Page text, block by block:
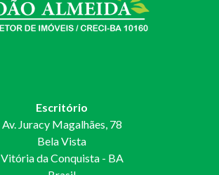
Escritório
Av. Juracy Magalhães, 78
Bela Vista
Vitória da Conquista - BA